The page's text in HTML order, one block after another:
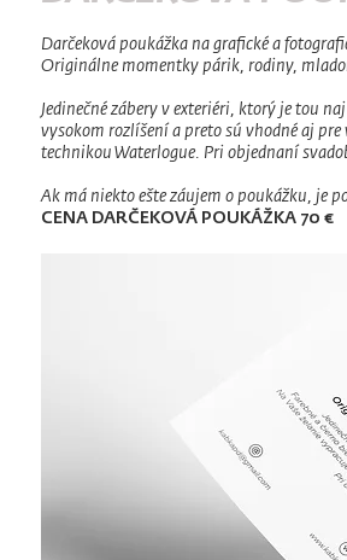
Darčeková poukážka na grafické a
Originálne momentky párik, rodiny,
Jedinečné zábery v exteriéri, ktorý je tou
vysokom rozlíšení a preto sú vhodné aj
technikou Waterlogue. Pri objednaní
Ak má niekto ešte záujem o poukážku, je
CENA DARČEKOVÁ POUKÁŽKA 70 €